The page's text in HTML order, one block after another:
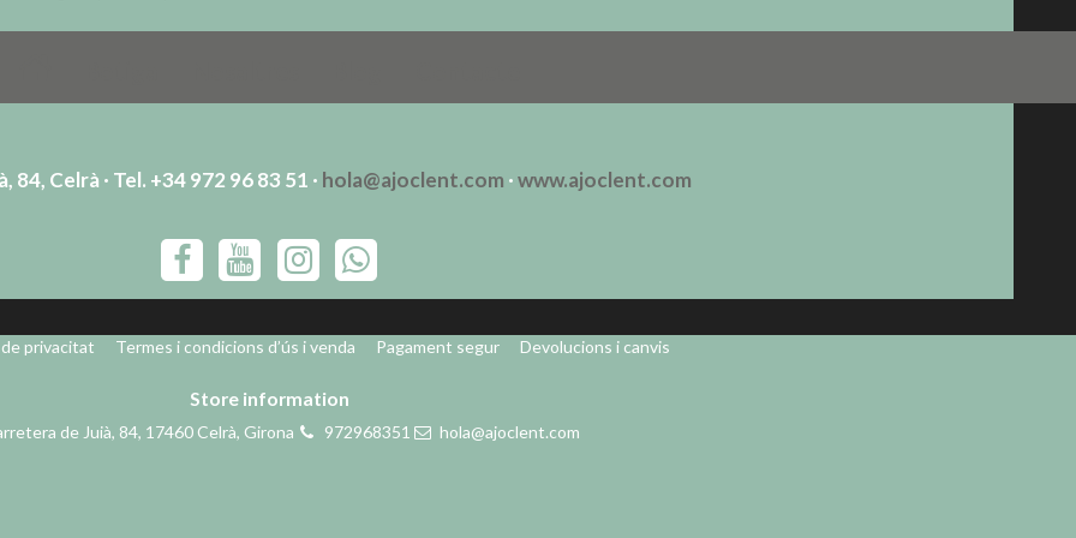
84, Celrà · Tel. +34 972 96 83 51 · hola@ajoclent.com ·www.ajoclent.com
privacitat Termes i condicions d’ús i venda Pagament segur Devolucions i canvis
Store information
de Juià, 84, 17460 Celrà, Girona 972968351 hola@ajoclent.com